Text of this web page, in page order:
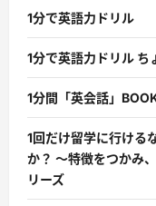
1分で英語力ドリル
1分で英語力ドリル ち
1分間「英会話」
1回だけ留学に行ける
か？ 〜特徴をつかみ
リーズ